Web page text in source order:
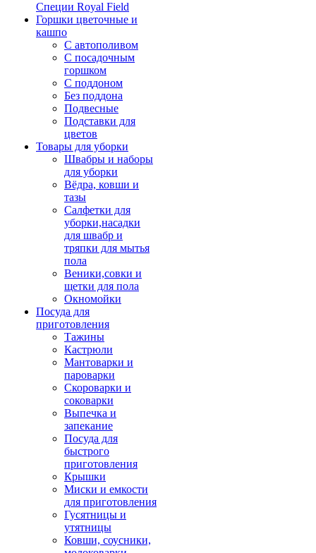
Специи Royal Field
Горшки цветочные и
кашпо
С автополивом
С посадочным
горшком
С поддоном
Без поддона
Подвесные
Подставки для
цветов
Товары для уборки
Швабры и наборы
для уборки
Вёдра, ковши и
тазы
Салфетки для
уборки,насадки
для швабр и
тряпки для мытья
пола
Веники,совки и
щетки для пола
Окномойки
Посуда для
приготовления
Тажины
Кастрюли
Мантоварки и
пароварки
Скороварки и
соковарки
Выпечка и
запекание
Посуда для
быстрого
приготовления
Крышки
Миски и емкости
для приготовления
Гусятницы и
утятницы
Ковши, соусники,